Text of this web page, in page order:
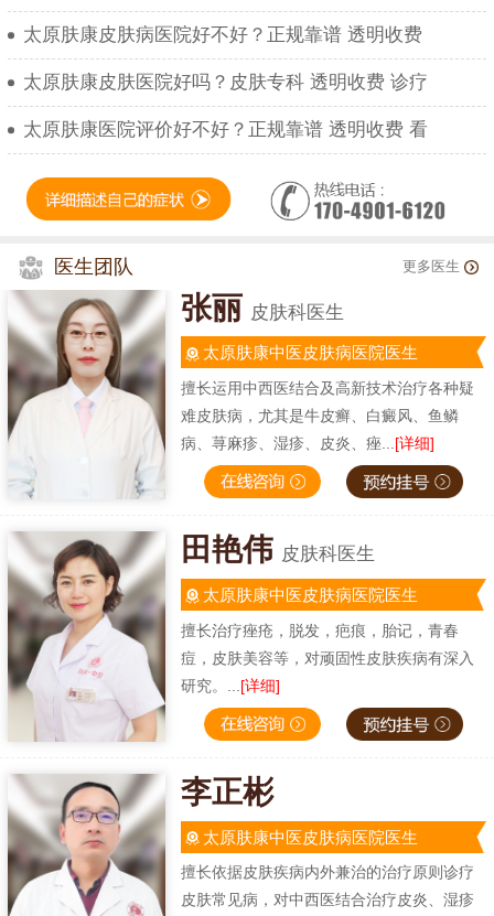
太原肤康皮肤病医院好不好？正规靠谱 透明收费
太原肤康皮肤医院好吗？皮肤专科 透明收费 诊疗
太原肤康医院评价好不好？正规靠谱 透明收费 看
医生团队 更多医生
张丽 皮肤科医生
太原肤康中医皮肤病医院医生
擅长运用中西医结合及高新技术治疗各种疑
难皮肤病，尤其是牛皮癣、白癜风、鱼鳞
病、荨麻疹、湿疹、皮炎、痤... [详细]
田艳伟 皮肤科医生
太原肤康中医皮肤病医院医生
擅长治疗痤疮，脱发，疤痕，胎记，青春
痘，皮肤美容等，对顽固性皮肤疾病有深入
研究。... [详细]
李正彬
太原肤康中医皮肤病医院医生
擅长依据皮肤疾病内外兼治的治疗原则诊疗
皮肤常见病，对中西医结合治疗皮炎、湿疹